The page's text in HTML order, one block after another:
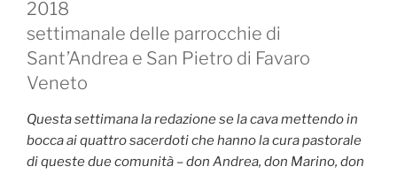
2018
settimanale delle parrocchie di
Sant’Andrea e San Pietro di Favaro
Veneto
Questa settimana la redazione se la cava mettendo in
bocca ai quattro sacerdoti che hanno la cura pastorale
di queste due comunità – don Andrea, don Marino, don